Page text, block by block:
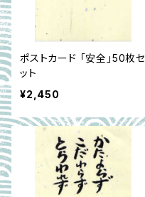
ポストカード 「安全」50枚セ
ット
¥2,450